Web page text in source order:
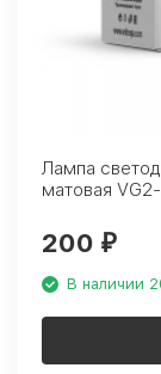
Лампа
матовая
200 ₽
В наличии